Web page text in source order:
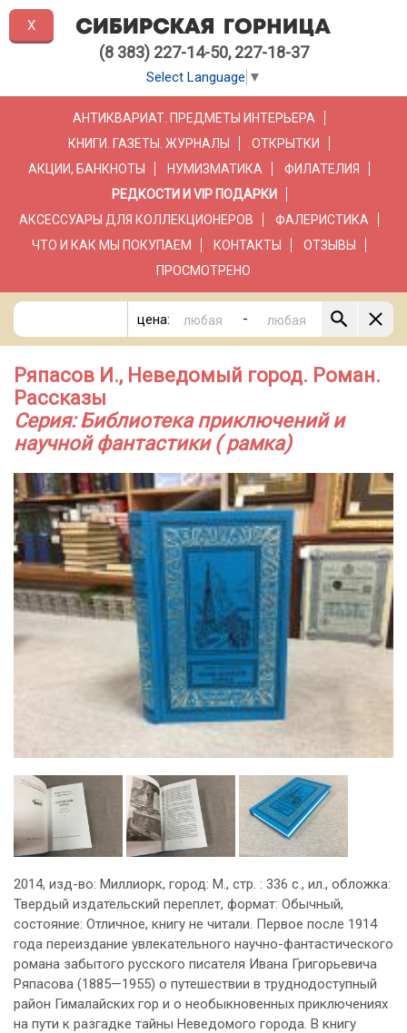
(8 383) 227-14-50, 227-18-37
Select Language ▼
АНТИКВАРИАТ. ПРЕДМЕТЫ ИНТЕРЬЕРА
КНИГИ. ГАЗЕТЫ. ЖУРНАЛЫ
ОТКРЫТКИ
АКЦИИ, БАНКНОТЫ
НУМИЗМАТИКА
ФИЛАТЕЛИЯ
РЕДКОСТИ И VIP ПОДАРКИ
АКСЕССУАРЫ ДЛЯ КОЛЛЕКЦИОНЕРОВ
ФАЛЕРИСТИКА
ЧТО И КАК МЫ ПОКУПАЕМ
КОНТАКТЫ
ОТЗЫВЫ
ПРОСМОТРЕНО
цена: -
Ряпасов И., Неведомый город. Роман.
Рассказы
Серия: Библиотека приключений и
научной фантастики ( рамка)
2014, изд-во: Миллиорк, город: М., стр. : 336 с., ил., обложка:
Твердый издательский переплет, формат: Обычный,
состояние: Отличное, книгу не читали. Первое после 1914
года переиздание увлекательного научно-фантастического
романа забытого русского писателя Ивана Григорьевича
Ряпасова (1885—1955) о путешествии в труднодоступный
район Гималайских гор и о необыкновенных приключениях
на пути к разгадке тайны Неведомого города. В книгу
X